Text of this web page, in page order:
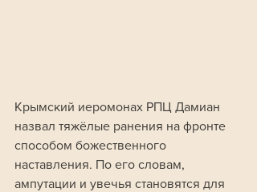
Крымский иеромонах РПЦ Дамиан
назвал тяжёлые ранения на фронте
способом божественного
наставления. По его словам,
ампутации и увечья становятся для